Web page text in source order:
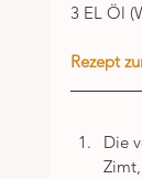
3 EL Öl
Rezept
Die